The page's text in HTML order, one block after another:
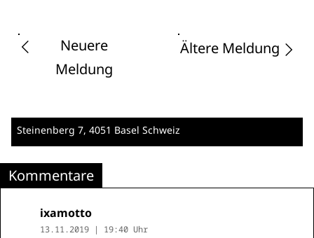
Neuere
Meldung
Ältere Meldung
Steinenberg 7, 4051 Basel Schweiz
Kommentare
ixamotto
13.11.2019 | 19:40 Uhr